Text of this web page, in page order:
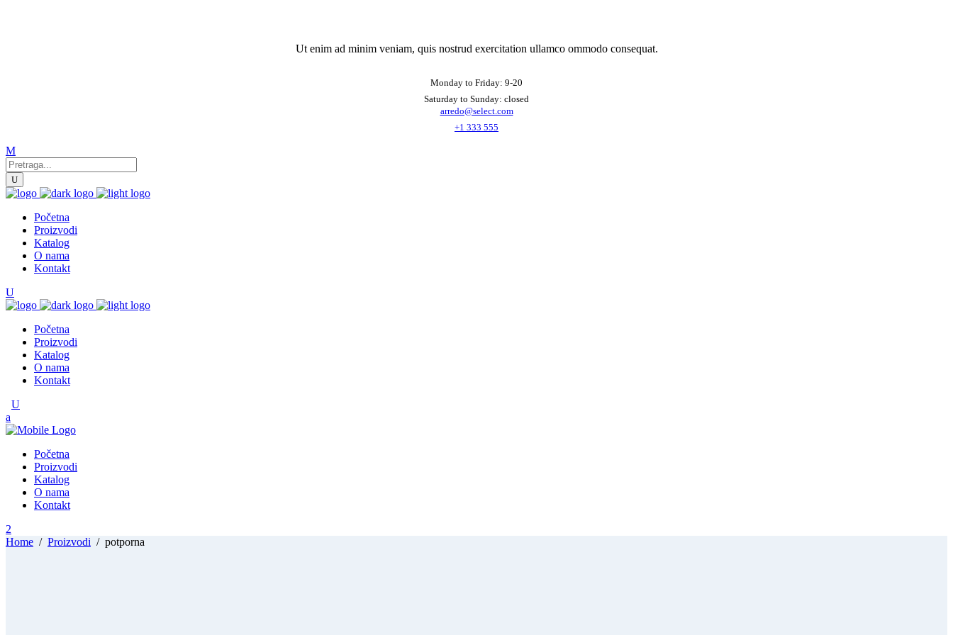
Ut enim ad minim veniam, quis nostrud exercitation ullamco ommodo consequat.
Monday to Friday: 9-20
Saturday to Sunday: closed
arredo@select.com
+1 333 555
Početna
Proizvodi
Katalog
O nama
Kontakt
Početna
Proizvodi
Katalog
O nama
Kontakt
Početna
Proizvodi
Katalog
O nama
Kontakt
Home / Proizvodi / potporna